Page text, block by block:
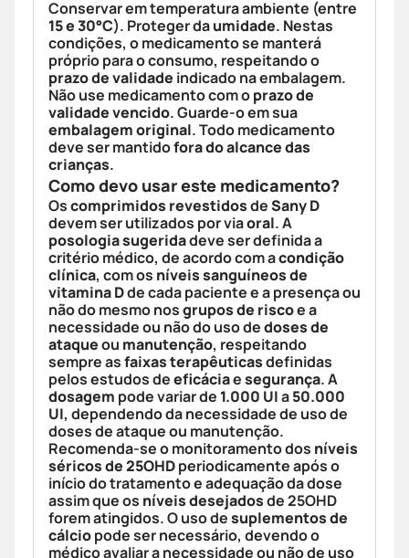
Conservar em temperatura ambiente (entre
15 e 30°C). Proteger daumidade. Nestas
condições, o medicamento se manterá
próprio para o consumo, respeitando o
prazo de validade indicado na embalagem.
Não use medicamento com oprazo de
validade vencido. Guarde-o em sua
embalagem original. Todo medicamento
deve ser mantidofora do alcance das
crianças.
Como devo usar este medicamento?
Oscomprimidos revestidosdeSany D
devem ser utilizados por viaoral. A
posologia sugeridadeve ser definida a
critério médico, de acordo com acondição
clínica, com os níveis sanguíneos de
vitamina Dde cada paciente e a presença ou
não do mesmo nosgrupos de riscoe a
necessidade ou não do uso dedoses de
ataqueou manutenção, respeitando
sempre asfaixas terapêuticasdefinidas
pelos estudos deeficáciaesegurança. A
dosagem pode variar de 1.000 UIa50.000
UI, dependendo da necessidade de uso de
doses de ataque ou manutenção.
Recomenda-se o monitoramento dos níveis
séricos de 25OHDperiodicamente após o
início do tratamento e adequação da dose
assim que os níveis desejadosde 25OHD
forem atingidos. O uso desuplementos de
cálciopode ser necessário, devendo o
médico avaliar a necessidade ou não de uso